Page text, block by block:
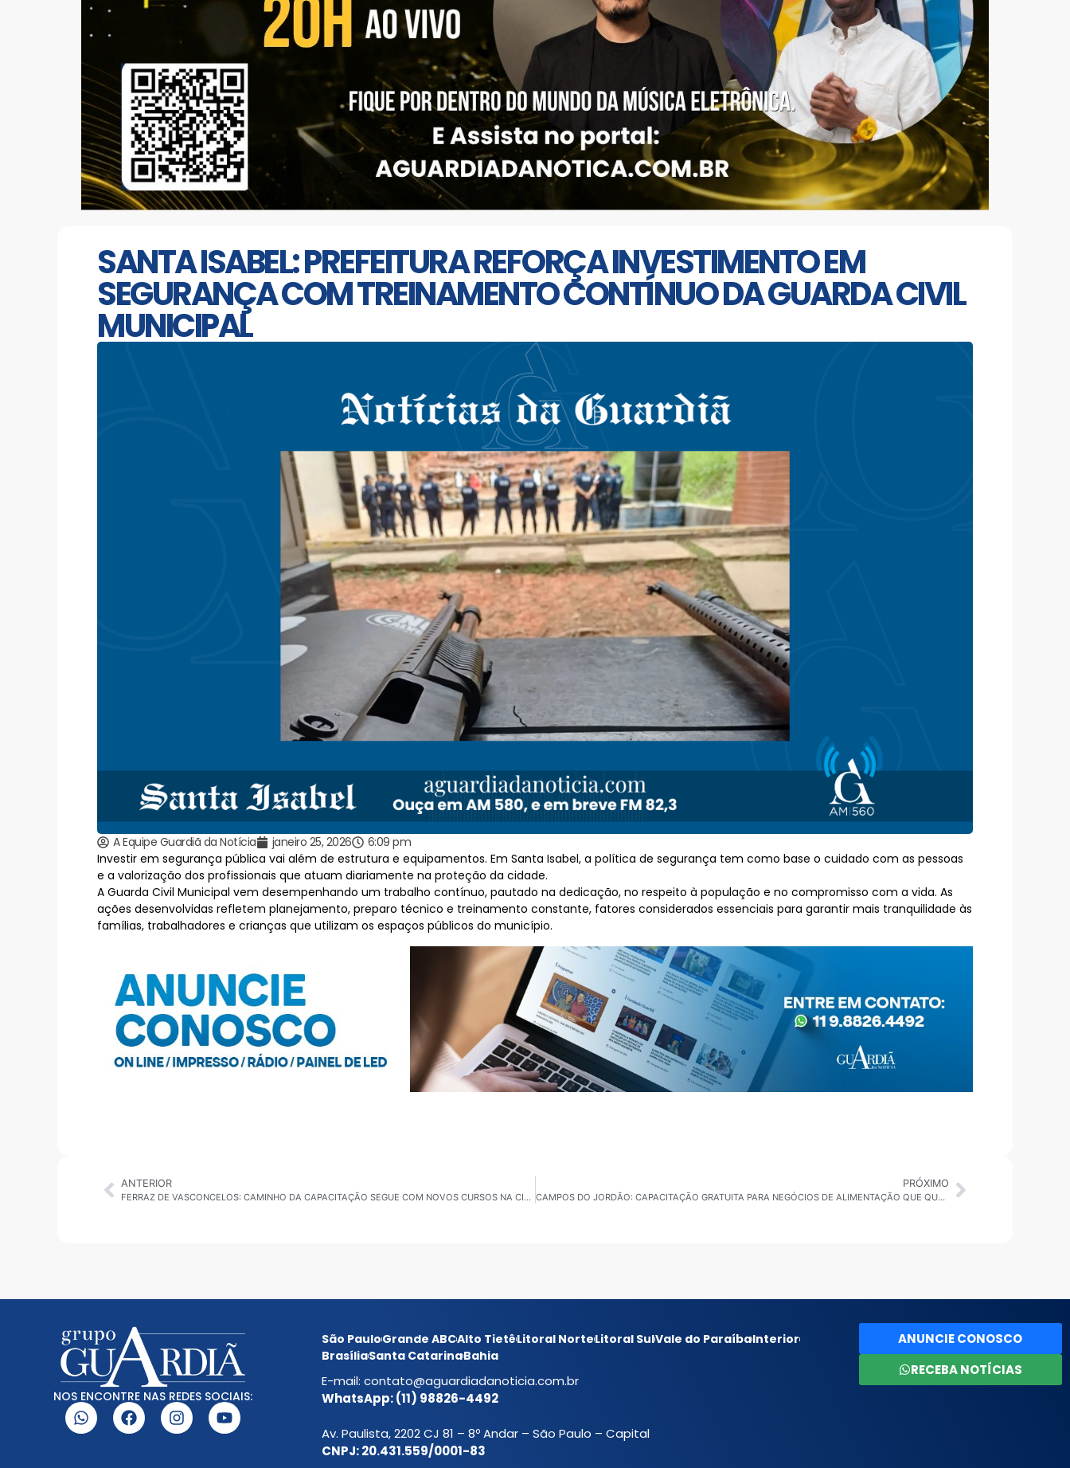
SANTA ISABEL: PREFEITURA REFORÇA INVESTIMENTO EM
SEGURANÇA COM TREINAMENTO CONTÍNUO DA GUARDA CIVIL
MUNICIPAL
A Equipe Guardiã da Notícia janeiro 25, 2026
6:09 pm
Investir em segurança pública vai além de estrutura e equipamentos. Em Santa Isabel, a política de segurança tem como base o cuidado com as pessoas
e a valorização dos profissionais que atuam diariamente na proteção da cidade.
A Guarda Civil Municipal vem desempenhando um trabalho contínuo, pautado na dedicação, no respeito à população e no compromisso com a vida. As
ações desenvolvidas refletem planejamento, preparo técnico e treinamento constante, fatores considerados essenciais para garantir mais tranquilidade às
famílias, trabalhadores e crianças que utilizam os espaços públicos do município.
ANTERIOR
FERRAZ DE VASCONCELOS: CAMINHO DA CAPACITAÇÃO SEGUE COM NOVOS CURSOS NA CIDADE
PRÓXIMO
CAMPOS DO JORDÃO: CAPACITAÇÃO GRATUITA PARA NEGÓCIOS DE ALIMENTAÇÃO QUE QUEREM CRESCER COM MÉTODO
NOS ENCONTRE NAS REDES SOCIAIS:
São PauloGrande ABCAlto TietêLitoral NorteLitoral SulVale do ParaíbaInterior
BrasíliaSanta CatarinaBahia
E-mail: contato@aguardiadanoticia.com.br
WhatsApp: (11) 98826-4492
Av. Paulista, 2202 CJ 81 – 8º Andar – São Paulo – Capital
CNPJ: 20.431.559/0001-83
ANUNCIE CONOSCO
RECEBA NOTÍCIAS